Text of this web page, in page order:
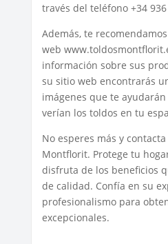
través del teléfono +34 936
Además, te
web
información sobre sus
su sitio web encontrarás
imágenes que te
verían los toldos en tu
No esperes más y
Montflorit. Protege tu
disfruta de los beneficios
de calidad. Confía en su
profesionalismo para
excepcionales.